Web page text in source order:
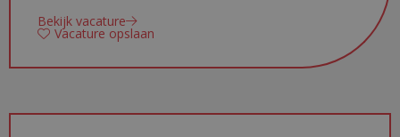
Bekijk vacature
Vacature opslaan